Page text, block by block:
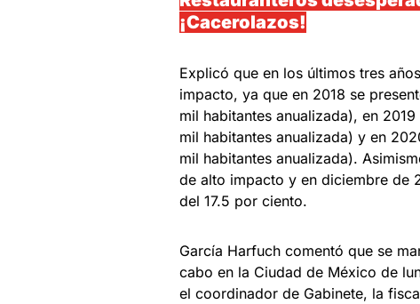
¡Cacerolazos!
Explicó que en los últimos tres
impacto, ya que en 2018 se
mil habitantes anualizada), en
mil habitantes anualizada) y en
mil habitantes anualizada).
de alto impacto y en diciembre de
del 17.5 por ciento.
García Harfuch comentó que se
cabo en la Ciudad de México de
el coordinador de Gabinete, la